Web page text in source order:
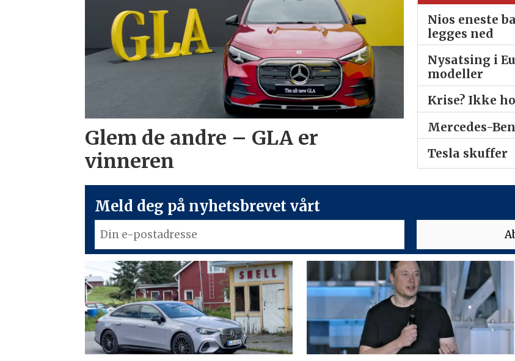
Glem de andre – GLA er
vinneren
Nios eneste
legges ned
Nysatsing i
modeller
Krise? Ikke
Mercedes-
Tesla skuffer
Meld deg på nyhetsbrevet vårt